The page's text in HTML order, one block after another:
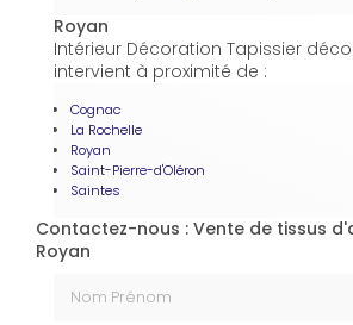
Royan
Intérieur Décoration Tapissier
intervient à proximité de :
Cognac
La Rochelle
Royan
Saint-Pierre-d'Oléron
Saintes
Contactez-nous : Vente de tissus
Royan